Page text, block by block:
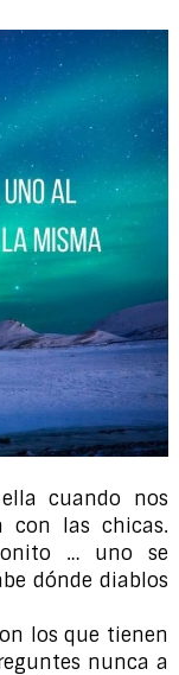
cuando nos
con las chicas.
… uno se
dónde diablos
los que tienen
nunca a